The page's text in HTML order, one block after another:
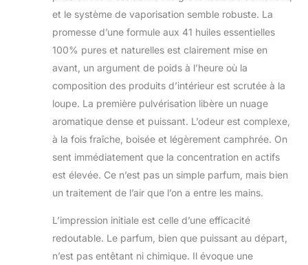
d'infection respiratoire,
et sur des moisissures
cliniquement
COMPOSITION
NATURELLE,
BREVETEE, ET
41 Huiles Essentielles
100 percent pures et
naturelles, formule
brevetée 100%
d'origine végétale et
Sans gaz propulseur
pulvérisations 1 à 2 fois
par jour, orientées vers
et le système de vaporisation semble robuste. La
promesse d’une formule aux 41 huiles essentielles
100% pures et naturelles est clairement mise en
avant, un argument de poids à l’heure où la
composition des produits d’intérieur est scrutée à la
loupe. La première pulvérisation libère un nuage
aromatique dense et puissant. L’odeur est complexe,
à la fois fraîche, boisée et légèrement camphrée. On
sent immédiatement que la concentration en actifs
est élevée. Ce n’est pas un simple parfum, mais bien
un traitement de l’air que l’on a entre les mains.
L’impression initiale est celle d’une efficacité
redoutable. Le parfum, bien que puissant au départ,
n’est pas entêtant ni chimique. Il évoque une